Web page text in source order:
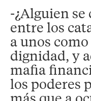
-¿Alguien
entre los
a unos
dignidad, y
mafia
los poderes